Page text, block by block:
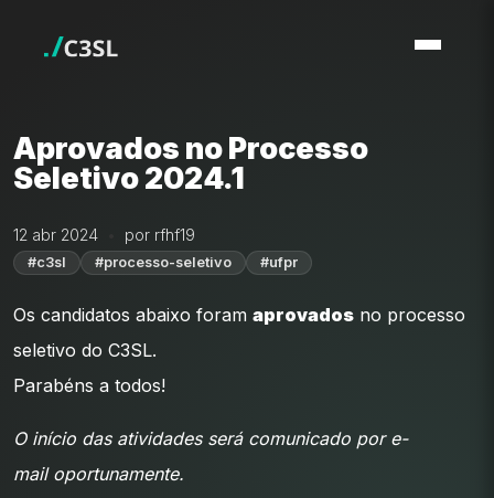
Aprovados no Processo
Seletivo 2024.1
12 abr 2024 por rfhf19
#c3sl #processo-seletivo #ufpr
Os candidatos abaixo foram aprovados no processo
seletivo do C3SL.
Parabéns a todos!
O início das atividades será comunicado por e-
mail oportunamente.